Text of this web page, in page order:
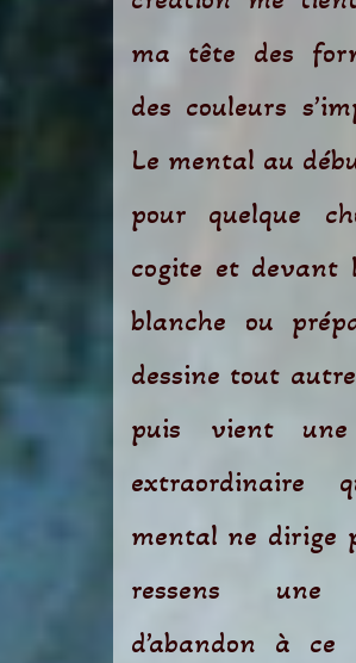
ma tête des
des couleurs
Le mental au
pour quelque
cogite et devant
blanche ou
dessine tout
puis vient
extraordinaire
mental ne dirige
ressens une
d’abandon à ce